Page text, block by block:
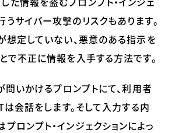
うサイバー攻撃のリスクもあります。
想定していない、悪意のある指示を
で不正に情報を入手する方法です。
いかけるプロンプトにて、利用者
は会話をします。そして入力する内
プロンプト・インジェクションによっ